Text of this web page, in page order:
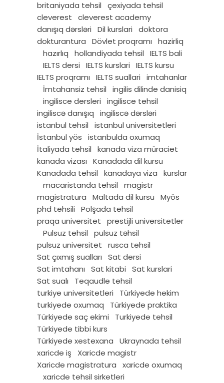
britaniyada tehsil
çexiyada tehsil
cleverest
cleverest academy
danışıq dərsləri
Dil kurslari
doktora
dokturantura
Dövlet proqramı
hazirliq
hazırlıq
hollandiyada tehsil
IELTS bali
IELTS dersi
IELTS kurslari
IELTS kursu
IELTS proqramı
IELTS suallari
imtahanlar
İmtahansiz tehsil
ingilis dilinde danisiq
ingilisce dersleri
ingilisce tehsil
ingiliscə danışıq
ingiliscə dərsləri
istanbul tehsil
istanbul universitetleri
İstanbul yös
istanbulda oxumaq
İtaliyada tehsil
kanada viza müraciet
kanada vizası
Kanadada dil kursu
Kanadada tehsil
kanadaya viza
kurslar
macaristanda tehsil
magistr
magistratura
Maltada dil kursu
Myös
phd tehsili
Polşada tehsil
praqa universitet
prestijli universitetler
Pulsuz tehsil
pulsuz təhsil
pulsuz universitet
rusca tehsil
Sat çıxmış sualları
Sat dersi
Sat imtahanı
Sat kitabi
Sat kurslari
Sat sualı
Teqaudle tehsil
turkiye universitetleri
Türkiyede hekim
turkiyede oxumaq
Türkiyede praktika
Türkiyede saç ekimi
Turkiyede tehsil
Türkiyede tibbi kurs
Türkiyede xestexana
Ukraynada tehsil
xaricde iş
Xaricde magistr
Xaricde magistratura
xaricde oxumaq
xaricde tehsil sirketleri